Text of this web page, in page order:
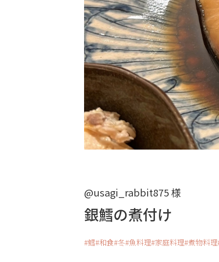
@usagi_rabbit875 様
銀鱈の煮付け
鱈 和食 冬 魚料理 家庭料理 煮物料理